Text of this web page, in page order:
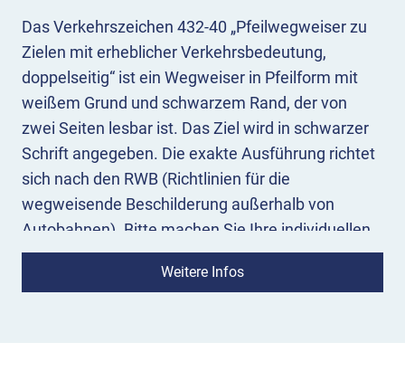
Das Verkehrszeichen 432-40 „Pfeilwegweiser zu
Zielen mit erheblicher Verkehrsbedeutung,
doppelseitig“ ist ein Wegweiser in Pfeilform mit
weißem Grund und schwarzem Rand, der von
zwei Seiten lesbar ist. Das Ziel wird in schwarzer
Schrift angegeben. Die exakte Ausführung richtet
sich nach den RWB (Richtlinien für die
wegweisende Beschilderung außerhalb von
Autobahnen). Bitte machen Sie Ihre individuellen
Angaben zur Schildbeschriftung!
Bedeutung:Der weiße Pfeilwegweiser 432-40
Weitere Infos